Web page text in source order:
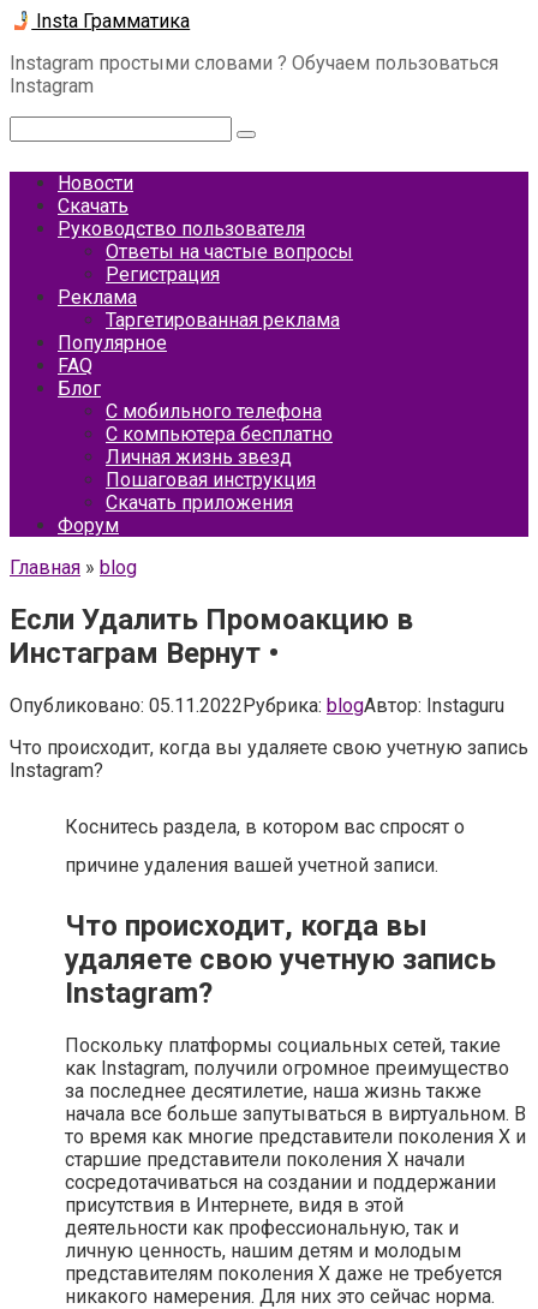
Перейти
контенту
Insta Грамматика
Instagram простыми словами ? Обучаем пользоваться
Instagram
Новости
Скачать
Руководство пользователя
Ответы на частые вопросы
Регистрация
Реклама
Таргетированная реклама
Популярное
FAQ
Блог
С мобильного телефона
С компьютера бесплатно
Личная жизнь звезд
Пошаговая инструкция
Скачать приложения
Форум
Главная » blog
Если Удалить Промоакцию в
Инстаграм Вернут •
Опубликовано: 05.11.2022Рубрика: blogАвтор: Instaguru
Что происходит, когда вы удаляете свою учетную запись
Instagram?
Коснитесь раздела, в котором вас спросят о
причине удаления вашей учетной записи.
Что происходит, когда вы
удаляете свою учетную запись
Instagram?
Поскольку платформы социальных сетей, такие
как Instagram, получили огромное преимущество
за последнее десятилетие, наша жизнь также
начала все больше запутываться в виртуальном. В
то время как многие представители поколения X и
старшие представители поколения X начали
сосредотачиваться на создании и поддержании
присутствия в Интернете, видя в этой
деятельности как профессиональную, так и
личную ценность, нашим детям и молодым
представителям поколения X даже не требуется
никакого намерения. Для них это сейчас норма.